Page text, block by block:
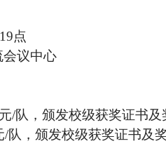
19点
议中心
元/队，颁发校级获奖证书及
/队，颁发校级获奖证书及